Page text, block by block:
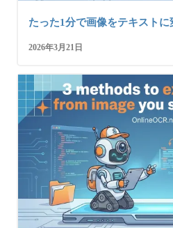
たった1分で画像をテキストに
2026年3月21日